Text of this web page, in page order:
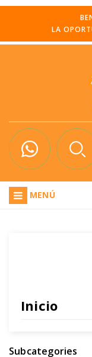
LA
MENÚ
Inicio
Subcategories